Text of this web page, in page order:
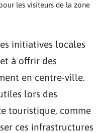
les visiteurs de la zone
initiatives locales
à offrir des
en centre-ville.
lors des
touristique, comme
ces infrastructures